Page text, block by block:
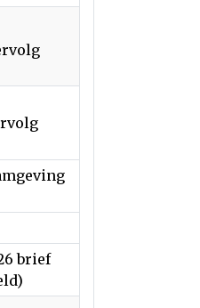
brief